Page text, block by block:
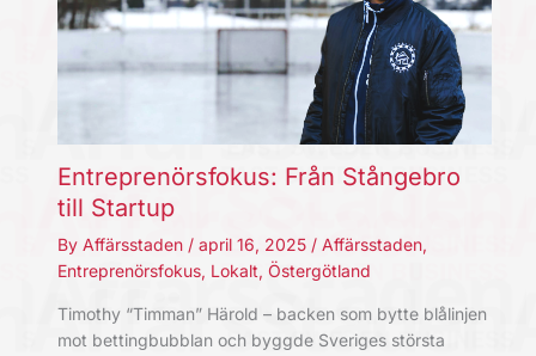
Entreprenörsfokus: Från Stångebro
till Startup
By Affärsstaden / april 16, 2025 / Affärsstaden,
Entreprenörsfokus, Lokalt, Östergötland
Timothy “Timman” Härold – backen som bytte blålinjen
mot bettingbubblan och byggde Sveriges största